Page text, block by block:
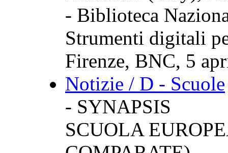
- Biblioteca
Strumenti digitali
Firenze, BNC, 5
Notizie / D - Scuole
- SYNAPSIS
SCUOLA